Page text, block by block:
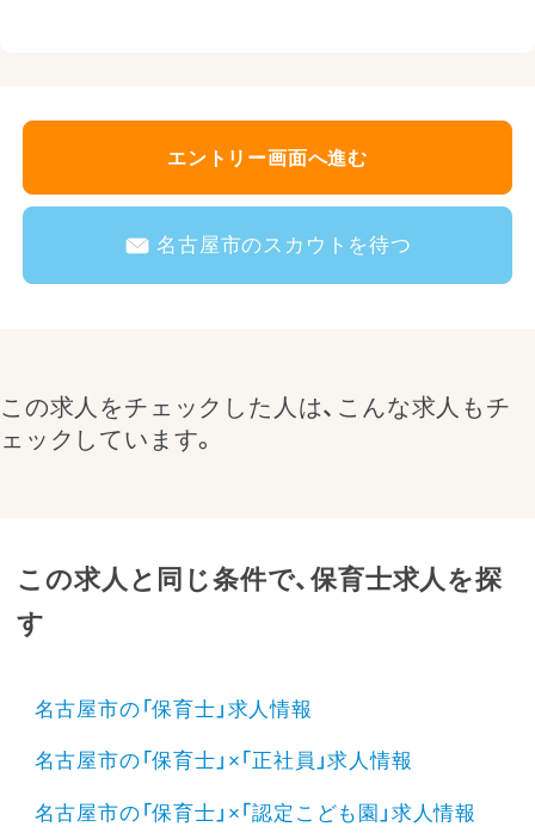
エントリー画面へ進む
名古屋市のスカウトを待つ
この求人をチェックした人は、こんな求人もチ
ェックしています。
この求人と同じ条件で、保育士求人を探
す
名古屋市の「保育士」求人情報
名古屋市の「保育士」×「正社員」求人情報
名古屋市の「保育士」×「認定こども園」求人情報